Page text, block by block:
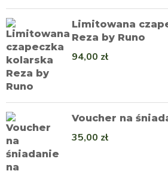
Limitowana
Reza by Runo
94,00 zł
Voucher na
35,00 zł